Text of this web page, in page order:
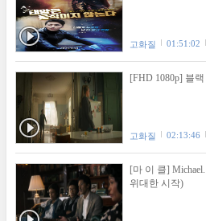
고화질 01:51:02
[FHD 1080p] 블
고화질 02:13:46
[마 이 클]
위대한 시작)